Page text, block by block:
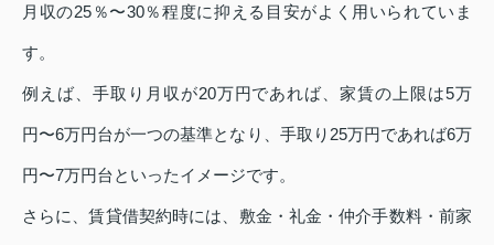
月収の25％〜30％程度に抑える目安がよく用いられていま
す。
例えば、手取り月収が20万円であれば、家賃の上限は5万
円〜6万円台が一つの基準となり、手取り25万円であれば6万
円〜7万円台といったイメージです。
さらに、賃貸借契約時には、敷金・礼金・仲介手数料・前家